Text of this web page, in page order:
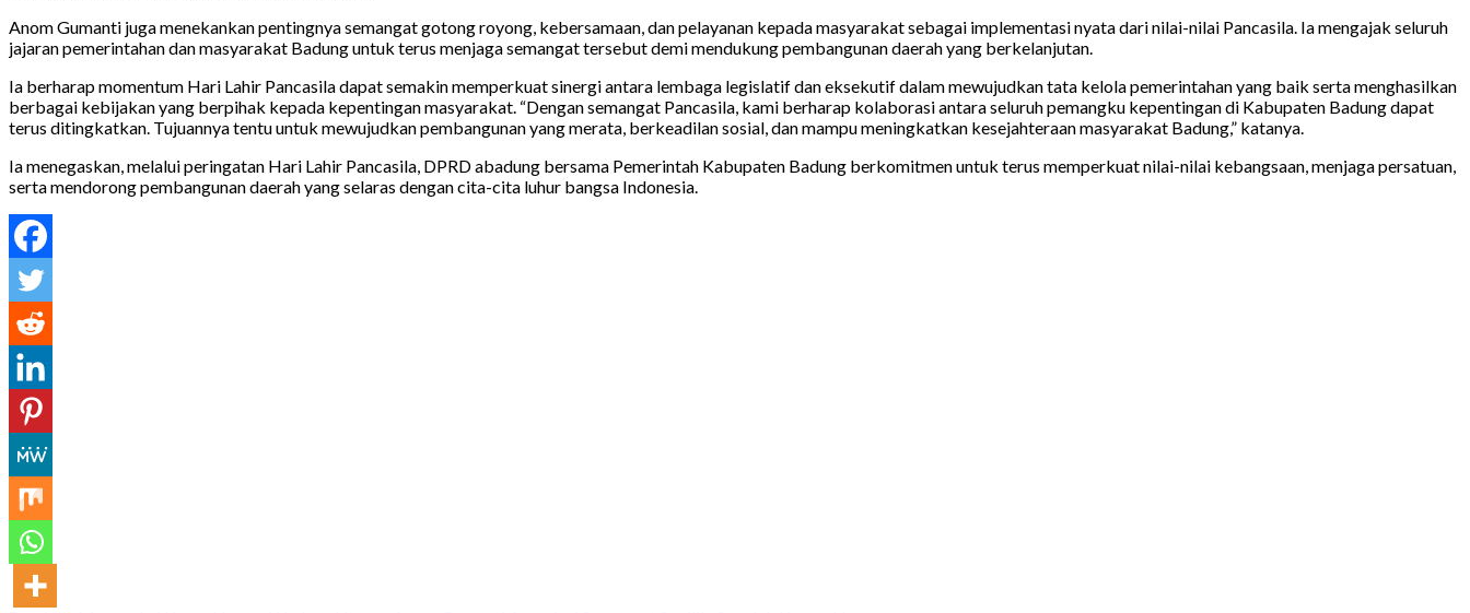
Anom Gumanti juga menekankan pentingnya semangat gotong royong, kebersamaan, dan pelayanan kepada masyarakat sebagai implementasi nyata dari nilai-nilai Pancasila. Ia mengajak seluruh
jajaran pemerintahan dan masyarakat Badung untuk terus menjaga semangat tersebut demi mendukung pembangunan daerah yang berkelanjutan.
Ia berharap momentum Hari Lahir Pancasila dapat semakin memperkuat sinergi antara lembaga legislatif dan eksekutif dalam mewujudkan tata kelola pemerintahan yang baik serta menghasilkan
berbagai kebijakan yang berpihak kepada kepentingan masyarakat. “Dengan semangat Pancasila, kami berharap kolaborasi antara seluruh pemangku kepentingan di Kabupaten Badung dapat
terus ditingkatkan. Tujuannya tentu untuk mewujudkan pembangunan yang merata, berkeadilan sosial, dan mampu meningkatkan kesejahteraan masyarakat Badung,” katanya.
Ia menegaskan, melalui peringatan Hari Lahir Pancasila, DPRD abadung bersama Pemerintah Kabupaten Badung berkomitmen untuk terus memperkuat nilai-nilai kebangsaan, menjaga persatuan,
serta mendorong pembangunan daerah yang selaras dengan cita-cita luhur bangsa Indonesia.